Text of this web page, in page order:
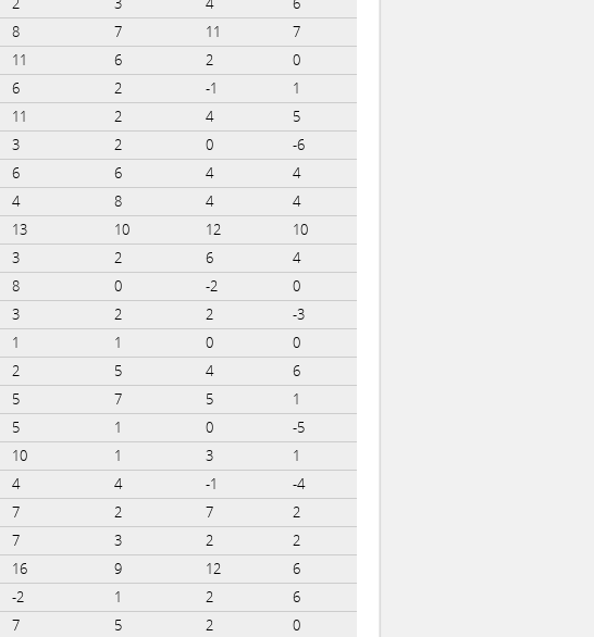
8 7 11
7
11 6 2
0
6 2 -1
1
11 2 4
5
3 2 0
-6
6 6 4
4
4 8 4
4
13 10 12
10
3 2 6
4
8 0 -2
0
3 2 2
-3
1 1 0
0
2 5 4
6
5 7 5
1
5 1 0
-5
10 1 3
1
4 4 -1
-4
7 2 7
2
7 3 2
2
16 9 12
6
-2 1 2
6
7 5 2
0